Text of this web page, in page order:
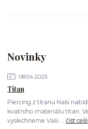
Novinky
08.04.2025
Titan
Piercing z titanu Naši
kvatního materiálu titan.
vyslechneme Vaši ... číst celé